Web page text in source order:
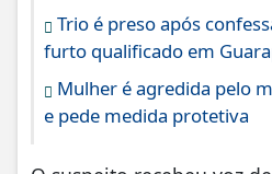
Trio é preso após
furto qualificado em
Mulher é agredida pelo
e pede medida protetiva